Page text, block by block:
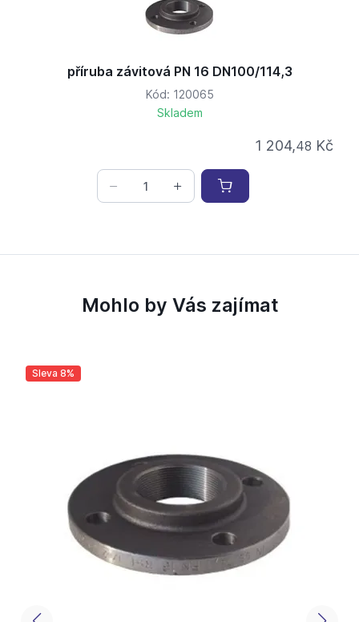
příruba závitová PN 16 DN100/114,3
Kód: 120065
Skladem
1 204,48 Kč
Mohlo by Vás zajímat
Sleva 8%